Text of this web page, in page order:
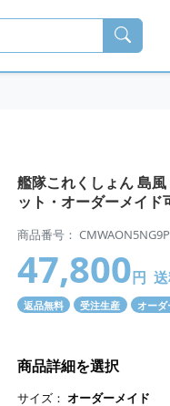
艦隊これくしょん 島
ット・オーダーメイド
商品番号：
47,800円
返品無料 受注生産 オー
商品詳細を選択
サイズ： オーダーメイド